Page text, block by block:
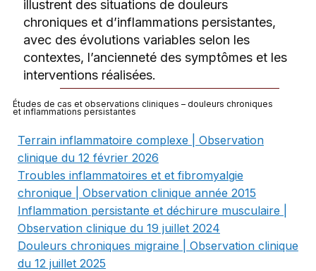
Études de cas et observations cliniques – douleurs chroniques
et inflammations persistantes
illustrent des situations de douleurs
chroniques et d’inflammations persistantes,
avec des évolutions variables selon les
contextes, l’ancienneté des symptômes et les
interventions réalisées.
Terrain inflammatoire complexe | Observation
clinique du 12 février 2026
Troubles inflammatoires et et fibromyalgie
chronique | Observation clinique année 2015
Inflammation persistante et déchirure musculaire |
Observation clinique du 19 juillet 2024
Douleurs chroniques migraine | Observation clinique
du 12 juillet 2025